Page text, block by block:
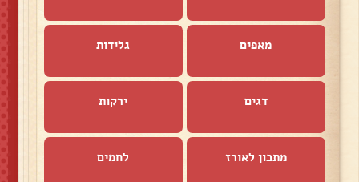
מאפים גלידות
דגים ירקות
מתכון לאורז לחמים